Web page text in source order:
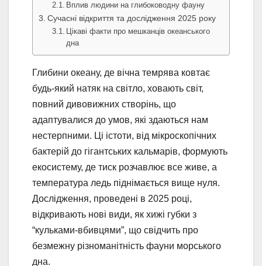
Вплив людини на глибоководну фауну
Сучасні відкриття та дослідження 2025 року
Цікаві факти про мешканців океанського
дна
Глибини океану, де вічна темрява ковтає
будь-який натяк на світло, ховають світ,
повний дивовижних створінь, що
адаптувалися до умов, які здаються нам
нестерпними. Ці істоти, від мікроскопічних
бактерій до гігантських кальмарів, формують
екосистему, де тиск розчавлює все живе, а
температура ледь піднімається вище нуля.
Дослідження, проведені в 2025 році,
відкривають нові види, як хижі губки з
“кульками-вбивцями”, що свідчить про
безмежну різноманітність фауни морського
дна.